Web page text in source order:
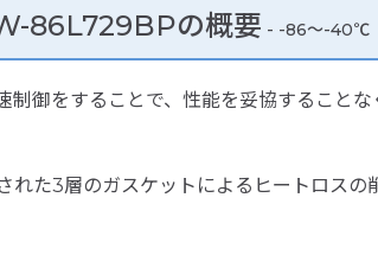
86L729BPの概要 - -86～-40℃
御をすることで、性能を妥協すること
た3層のガスケットによるヒートロス